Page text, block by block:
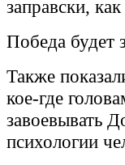
заправски,
Победа будет
Также
кое-где
завоевывать
психологии